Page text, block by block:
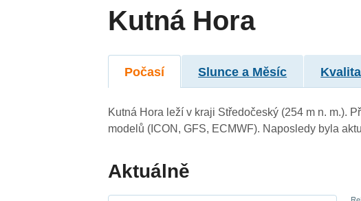
Kutná Hora
Počasí Slunce a Měsíc
Kutná Hora leží v kraji Středočeský (254 m n. m.).
modelů (ICON, GFS, ECMWF). Naposledy byla
Aktuálně